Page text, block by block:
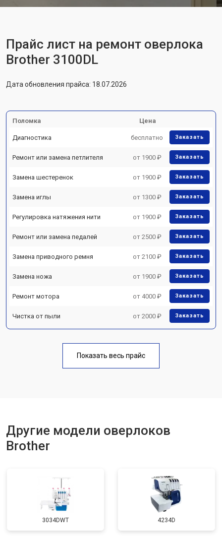
Прайс лист на ремонт оверлока
Brother 3100DL
Дата обновления прайса: 18.07.2026
Поломка Цена
Диагностика бесплатно Заказать
Ремонт или замена петлителя от 1900 ₽ Заказать
Замена шестеренок от 1900 ₽ Заказать
Замена иглы от 1300 ₽ Заказать
Регулировка натяжения нити от 1900 ₽ Заказать
Ремонт или замена педалей от 2500 ₽ Заказать
Замена приводного ремня от 2100 ₽ Заказать
Замена ножа от 1900 ₽ Заказать
Ремонт мотора от 4000 ₽ Заказать
Чистка от пыли от 2000 ₽ Заказать
Показать весь прайс
Другие модели оверлоков
Brother
3034DWT 4234D